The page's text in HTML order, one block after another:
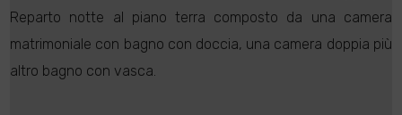
Reparto notte al piano terra composto da una camera
matrimoniale con bagno con doccia, una camera doppia più
altro bagno con vasca.